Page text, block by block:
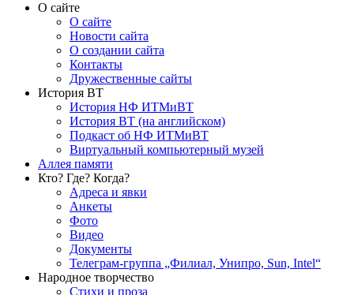
О сайте
О сайте
Новости сайта
О создании сайта
Контакты
Дружественные сайты
История ВТ
История НФ ИТМиВТ
История ВТ (на английском)
Подкаст об НФ ИТМиВТ
Виртуальный компьютерный музей
Аллея памяти
Кто? Где? Когда?
Адреса и явки
Анкеты
Фото
Видео
Документы
Телеграм-группа „Филиал, Унипро, Sun, Intel“
Народное творчество
Стихи и проза